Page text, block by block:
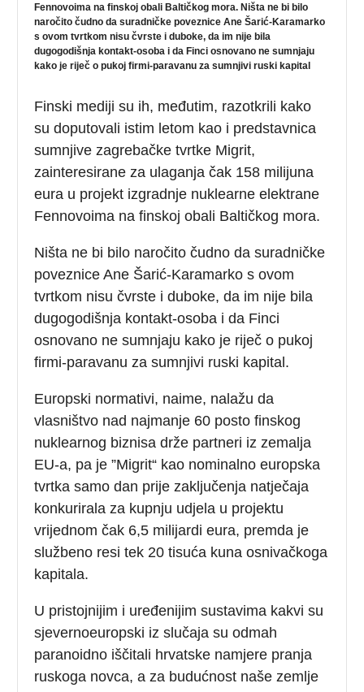
Fennovoima na finskoj obali Baltičkog mora. Ništa ne bi bilo
naročito čudno da suradničke poveznice Ane Šarić-Karamarko
s ovom tvrtkom nisu čvrste i duboke, da im nije bila
dugogodišnja kontakt-osoba i da Finci osnovano ne sumnjaju
kako je riječ o pukoj firmi-paravanu za sumnjivi ruski kapital
Finski mediji su ih, međutim, razotkrili kako
su doputovali istim letom kao i predstavnica
sumnjive zagrebačke tvrtke Migrit,
zainteresirane za ulaganja čak 158 milijuna
eura u projekt izgradnje nuklearne elektrane
Fennovoima na finskoj obali Baltičkog mora.
Ništa ne bi bilo naročito čudno da suradničke
poveznice Ane Šarić-Karamarko s ovom
tvrtkom nisu čvrste i duboke, da im nije bila
dugogodišnja kontakt-osoba i da Finci
osnovano ne sumnjaju kako je riječ o pukoj
firmi-paravanu za sumnjivi ruski kapital.
Europski normativi, naime, nalažu da
vlasništvo nad najmanje 60 posto finskog
nuklearnog biznisa drže partneri iz zemalja
EU-a, pa je ”Migrit“ kao nominalno europska
tvrtka samo dan prije zaključenja natječaja
konkurirala za kupnju udjela u projektu
vrijednom čak 6,5 milijardi eura, premda je
službeno resi tek 20 tisuća kuna osnivačkoga
kapitala.
U pristojnijim i uređenijim sustavima kakvi su
sjevernoeuropski iz slučaja su odmah
paranoidno iščitali hrvatske namjere pranja
ruskoga novca, a za budućnost naše zemlje